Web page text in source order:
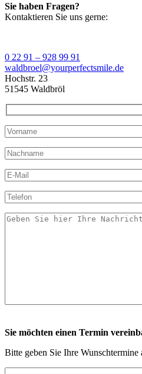
Sie haben Fragen?
Kontaktieren Sie uns gerne:
0 22 91 – 928 99 91
waldbroel@yourperfectsmile.de
Hochstr. 23
51545 Waldbröl
Sie möchten einen Termin
Bitte geben Sie Ihre Wunschtermine